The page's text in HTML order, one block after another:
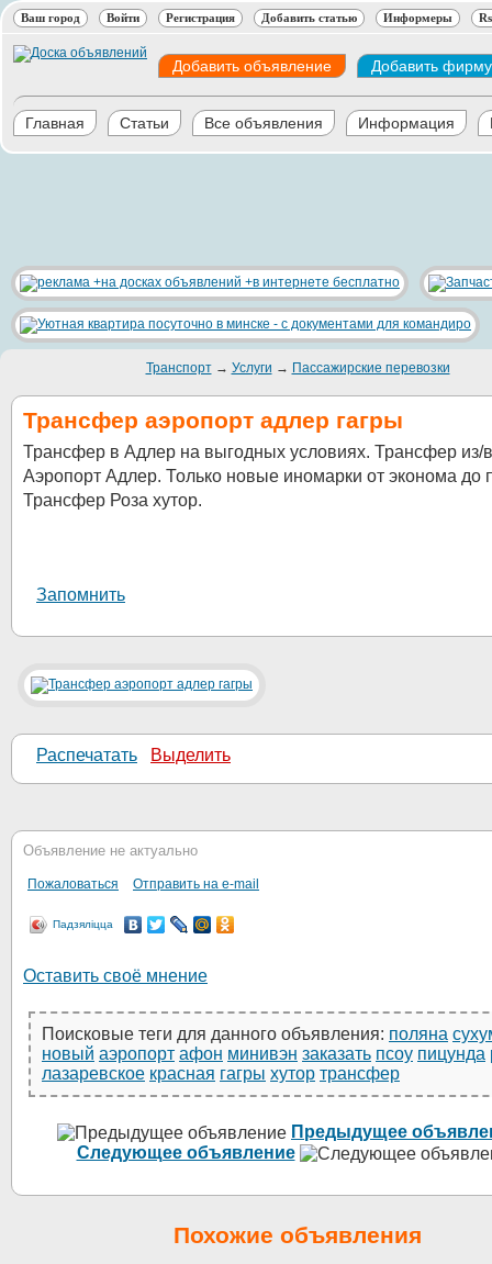
Ваш город Войти Регистрация Добавить статью Информеры
Добавить объявление Добавить фирму
Главная Статьи Все объявления Информация
Транспорт→ Услуги → Пассажирские перевозки
Трансфер аэропорт адлер гагры
Трансфер в Адлер на выгодных условиях. Трансфер из/в
Аэропорт Адлер. Только новые иномарки от эконома до
Трансфер Роза хутор.
Запомнить
Распечатать Выделить
Объявление не актуально
Пожаловаться Отправить на e-mail
Падзяліцца
Оставить своё мнение
Поисковые теги для данного объявления: поляна
новый аэропорт афон минивэн заказать псоу пицунда
лазаревское красная гагры хутор трансфер
Предыдущее
Следующее объявление
Похожие объявления